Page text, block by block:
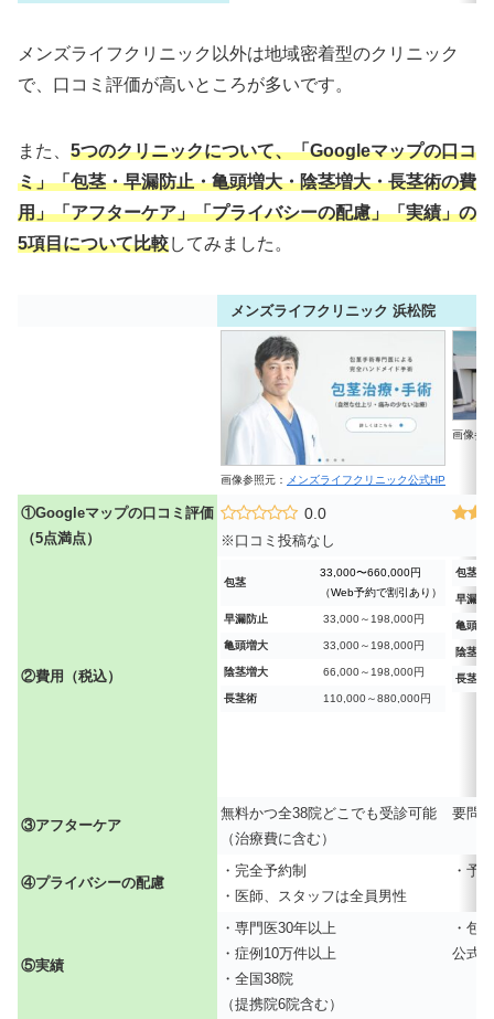
メンズライフクリニック以外は地域密着型のクリニック
で、口コミ評価が高いところが多いです。
また、 5つのクリニックについて、「Googleマップの口コ
ミ」「包茎・早漏防止・亀頭増大・陰茎増大・長茎術の費
用」「アフターケア」「プライバシーの配慮」「実績」の
5項目について比較してみました。
メンズライフクリニック 浜松院
画像参照元： メンズライフクリニック公式HP
画像参
①Googleマップの口コミ評価
（5点満点）
0.0
※口コミ投稿なし
②費用（税込）
包茎
33,000〜660,000円
（Web予約で割引あり）
早漏防止 33,000～198,000円
亀頭増大 33,000～198,000円
陰茎増大 66,000～198,000円
長茎術 110,000～880,000円
包茎
早漏防
亀頭増
陰茎増
長茎術
③アフターケア
無料かつ全38院どこでも受診可能
（治療費に含む）
要問
④プライバシーの配慮
・完全予約制
・医師、スタッフは全員男性
・予
⑤実績
・専門医30年以上
・症例10万件以上
・全国38院
（提携院6院含む）
・包
公式